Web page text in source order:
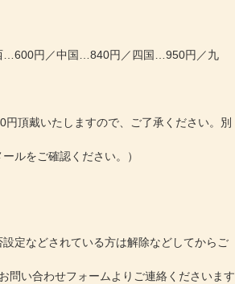
…600円／中国…840円／四国…950円／九
頂戴いたしますので、ご了承ください。別
ルをご確認ください。）
定などされている方は解除などしてからご
問い合わせフォームよりご連絡くださいます